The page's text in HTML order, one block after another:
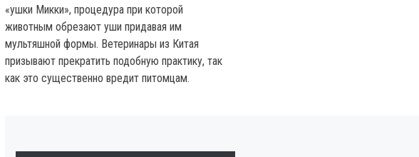
«ушки Микки», процедура при которой
животным обрезают уши придавая им
мультяшной формы. Ветеринары из Китая
призывают прекратить подобную практику, так
как это существенно вредит питомцам.